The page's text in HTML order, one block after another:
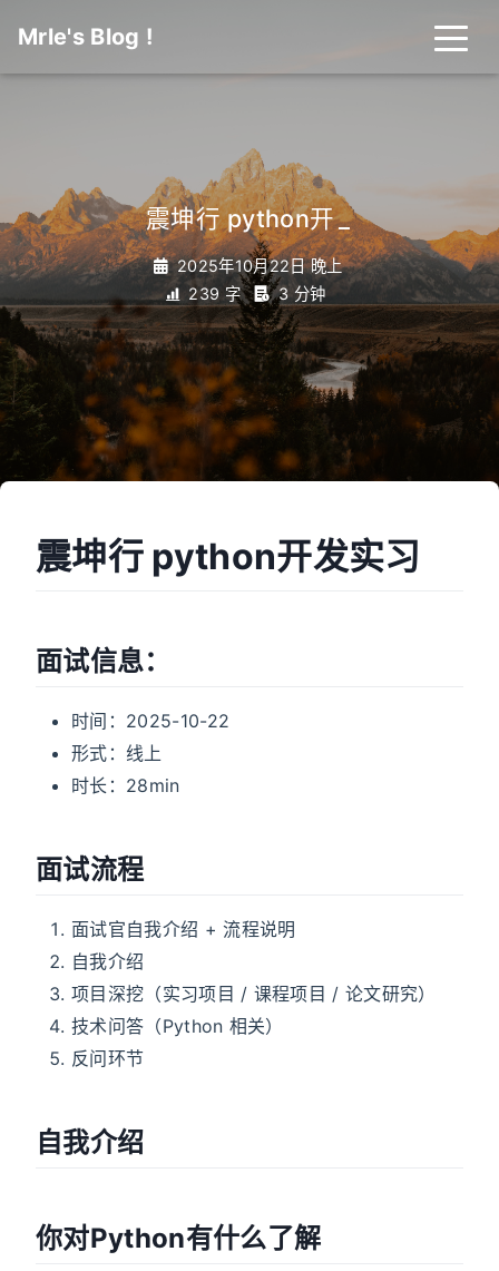
Mrle's Blog !
震坤行 python开发实_
2025年10月22日 晚上
239 字
3 分钟
震坤行 python开发实习
面试信息：
时间：2025-10-22
形式：线上
时长：28min
面试流程
面试官自我介绍 + 流程说明
自我介绍
项目深挖（实习项目 / 课程项目 / 论文研究）
技术问答（Python 相关）
反问环节
自我介绍
你对Python有什么了解